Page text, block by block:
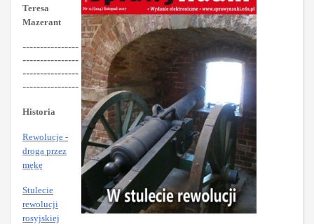
Teresa
Mazerant
----------------
----------------
----------------
----------------
Historia
Rewolucje -
droga przez
mękę
Stulecie
rewolucji
rosyjskiej